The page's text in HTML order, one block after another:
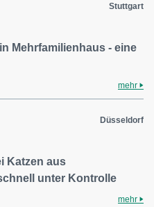
Stuttgart
Mehrfamilienhaus - eine
mehr
Düsseldorf
Katzen aus
unter Kontrolle
mehr